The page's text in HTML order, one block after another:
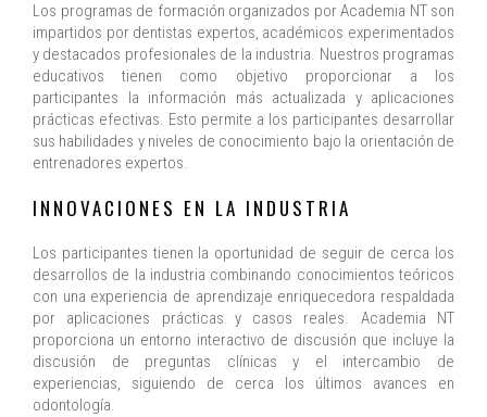
Los programas de formación organizados por Academia NT son
impartidos por dentistas expertos, académicos experimentados
y destacados profesionales de la industria. Nuestros programas
educativos tienen como objetivo proporcionar a los
participantes la información más actualizada y aplicaciones
prácticas efectivas. Esto permite a los participantes desarrollar
sus habilidades y niveles de conocimiento bajo la orientación de
entrenadores expertos.
INNOVACIONES EN LA INDUSTRIA
Los participantes tienen la oportunidad de seguir de cerca los
desarrollos de la industria combinando conocimientos teóricos
con una experiencia de aprendizaje enriquecedora respaldada
por aplicaciones prácticas y casos reales. Academia NT
proporciona un entorno interactivo de discusión que incluye la
discusión de preguntas clínicas y el intercambio de
experiencias, siguiendo de cerca los últimos avances en
odontología.